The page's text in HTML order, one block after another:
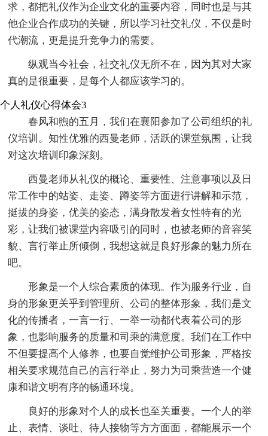
求，都把礼仪作为企业文化的重要内容，同时也是与其
他企业合作成功的关键，所以学习社交礼仪，不仅是时
代潮流，更是提升竞争力的需要。
纵观当今社会，社交礼仪无所不在，因为其对大家
真的是很重要，是每个人都应该学习的。
个人礼仪心得体会3
春风和煦的五月，我们在襄阳参加了公司组织的礼
仪培训。知性优雅的西曼老师，活跃的课堂氛围，让我
对这次培训印象深刻。
西曼老师从礼仪的概论、重要性、注意事项以及日
常工作中的站姿、走姿、蹲姿等方面进行讲解和示范，
挺拔的身姿，优美的姿态，满身散发着女性特有的光
彩，让我们被课堂内容吸引的同时，也被老师的音容笑
貌、言行举止所倾倒，我想这就是良好形象的魅力所在
吧。
形象是一个人综合素质的体现。作为服务行业，自
身的形象更关乎到管理所、公司的整体形象，我们是文
化的传播者，一言一行、一举一动都代表着公司的形
象，也影响服务的质量和司乘的满意度。我们在工作中
不但要提高个人修养，也要自觉维护公司形象，严格按
相关要求规范自己的言行举止，努力为司乘营造一个健
康和谐文明有序的畅通环境。
良好的形象对个人的成长也至关重要。一个人的举
止、表情、谈吐、待人接物等方方面面，都能展示一个